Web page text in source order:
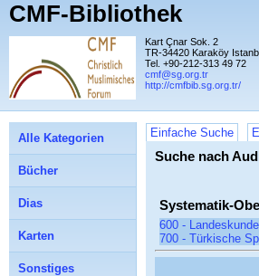
CMF-Bibliothek
Kart Çnar Sok. 2
TR-34420 Karaköy
Tel. +90-212-313 49 72
cmf@sg.org.tr
http://cmfbib.sg.org.tr/
Einfache Suche
Suche nach
Systematik-
600 -
700 - Türkische
Alle Kategorien
Bücher
Dias
Karten
Sonstiges